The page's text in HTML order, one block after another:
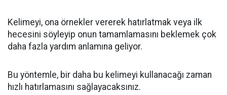
Kelimeyi, ona örnekler vererek hatırlatmak veya ilk
hecesini söyleyip onun tamamlamasını beklemek çok
daha fazla yardım anlamına geliyor.
Bu yöntemle, bir daha bu kelimeyi kullanacağı zaman
hızlı hatırlamasını sağlayacaksınız.